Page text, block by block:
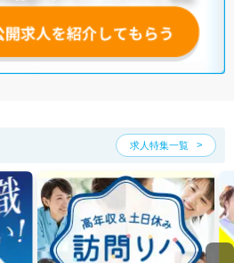
求人特集一覧